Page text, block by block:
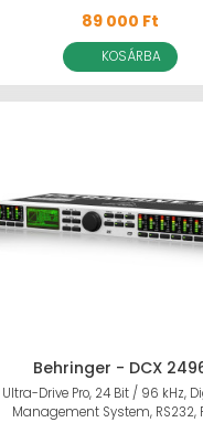
89 000 Ft
KOSÁRBA
Behringer - DCX
Drive Pro, 24 Bit / 96 kHz,
Management System, RS232,